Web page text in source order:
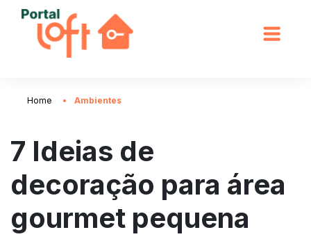
Home Ambientes
7 Ideias de
decoração para área
gourmet pequena